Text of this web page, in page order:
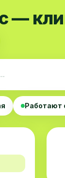
—
Работают